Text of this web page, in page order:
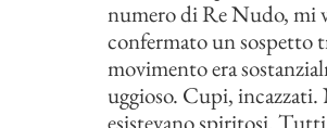
numero di Re Nudo, mi
confermato un sospetto
movimento era
uggioso. Cupi,